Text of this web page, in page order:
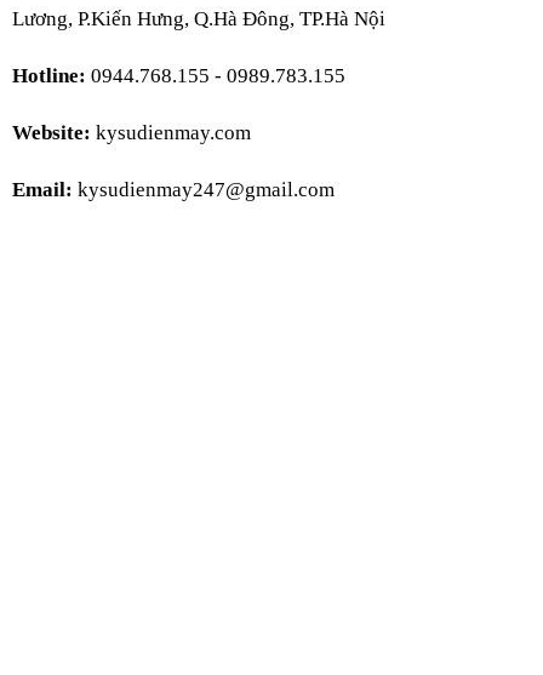
Lương, P.Kiến Hưng, Q.Hà Đông, TP.Hà Nội
Hotline: 0944.768.155 - 0989.783.155
Website: kysudienmay.com
Email: kysudienmay247@gmail.com